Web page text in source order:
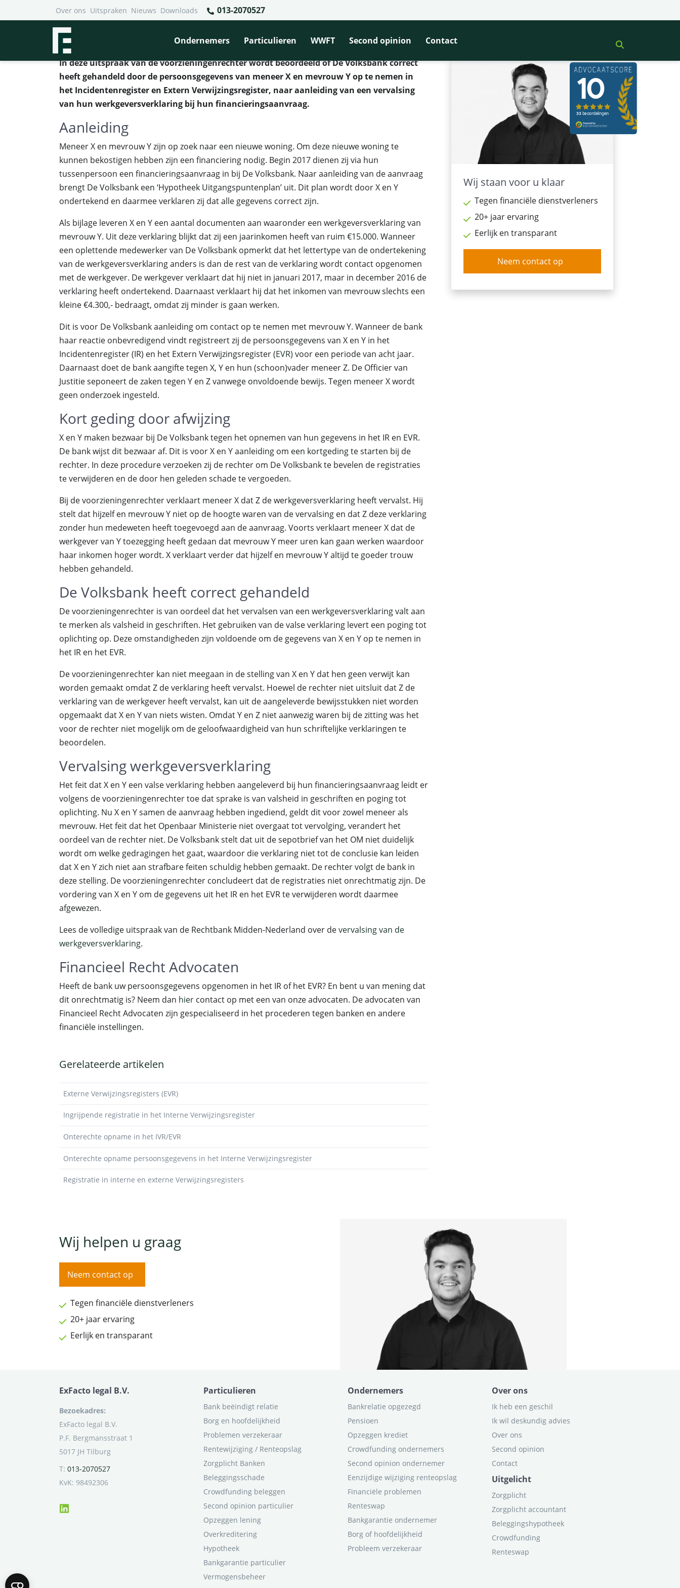
Over ons Uitspraken Nieuws Downloads 013-2070527
Ondernemers Particulieren WWFT Second opinion Contact
Financieel Recht Advocaten>Uitspraken>Vervalsing werkgeversverklaring leidt tot IR en EVR registratie
Vervalsing werkgeversverklaring leidt tot IR en EVR registratie
In deze uitspraak van de voorzieningenrechter wordt beoordeeld of De Volksbank correct
heeft gehandeld door de persoonsgegevens van meneer X en mevrouw Y op te nemen in
het Incidentenregister en Extern Verwijzingsregister, naar aanleiding van een vervalsing
van hun werkgeversverklaring bij hun financieringsaanvraag.
Aanleiding
Meneer X en mevrouw Y zijn op zoek naar een nieuwe woning. Om deze nieuwe woning te
kunnen bekostigen hebben zijn een financiering nodig. Begin 2017 dienen zij via hun
tussenpersoon een financieringsaanvraag in bij De Volksbank. Naar aanleiding van de aanvraag
brengt De Volksbank een ‘Hypotheek Uitgangspuntenplan’ uit. Dit plan wordt door X en Y
ondertekend en daarmee verklaren zij dat alle gegevens correct zijn.
Als bijlage leveren X en Y een aantal documenten aan waaronder een werkgeversverklaring van
mevrouw Y. Uit deze verklaring blijkt dat zij een jaarinkomen heeft van ruim €15.000. Wanneer
een oplettende medewerker van De Volksbank opmerkt dat het lettertype van de ondertekening
van de werkgeversverklaring anders is dan de rest van de verklaring wordt contact opgenomen
met de werkgever. De werkgever verklaart dat hij niet in januari 2017, maar in december 2016 de
verklaring heeft ondertekend. Daarnaast verklaart hij dat het inkomen van mevrouw slechts een
kleine €4.300,- bedraagt, omdat zij minder is gaan werken.
Dit is voor De Volksbank aanleiding om contact op te nemen met mevrouw Y. Wanneer de bank
haar reactie onbevredigend vindt registreert zij de persoonsgegevens van X en Y in het
Incidentenregister (IR) en het Extern Verwijzingsregister (EVR) voor een periode van acht jaar.
Daarnaast doet de bank aangifte tegen X, Y en hun (schoon)vader meneer Z. De Officier van
Justitie seponeert de zaken tegen Y en Z vanwege onvoldoende bewijs. Tegen meneer X wordt
geen onderzoek ingesteld.
Kort geding door afwijzing
X en Y maken bezwaar bij De Volksbank tegen het opnemen van hun gegevens in het IR en EVR.
De bank wijst dit bezwaar af. Dit is voor X en Y aanleiding om een kortgeding te starten bij de
rechter. In deze procedure verzoeken zij de rechter om De Volksbank te bevelen de registraties
te verwijderen en de door hen geleden schade te vergoeden.
Bij de voorzieningenrechter verklaart meneer X dat Z de werkgeversverklaring heeft vervalst. Hij
stelt dat hijzelf en mevrouw Y niet op de hoogte waren van de vervalsing en dat Z deze verklaring
zonder hun medeweten heeft toegevoegd aan de aanvraag. Voorts verklaart meneer X dat de
werkgever van Y toezegging heeft gedaan dat mevrouw Y meer uren kan gaan werken waardoor
haar inkomen hoger wordt. X verklaart verder dat hijzelf en mevrouw Y altijd te goeder trouw
hebben gehandeld.
De Volksbank heeft correct gehandeld
De voorzieningenrechter is van oordeel dat het vervalsen van een werkgeversverklaring valt aan
te merken als valsheid in geschriften. Het gebruiken van de valse verklaring levert een poging tot
oplichting op. Deze omstandigheden zijn voldoende om de gegevens van X en Y op te nemen in
het IR en het EVR.
De voorzieningenrechter kan niet meegaan in de stelling van X en Y dat hen geen verwijt kan
worden gemaakt omdat Z de verklaring heeft vervalst. Hoewel de rechter niet uitsluit dat Z de
verklaring van de werkgever heeft vervalst, kan uit de aangeleverde bewijsstukken niet worden
opgemaakt dat X en Y van niets wisten. Omdat Y en Z niet aanwezig waren bij de zitting was het
voor de rechter niet mogelijk om de geloofwaardigheid van hun schriftelijke verklaringen te
beoordelen.
Vervalsing werkgeversverklaring
Het feit dat X en Y een valse verklaring hebben aangeleverd bij hun financieringsaanvraag leidt er
volgens de voorzieningenrechter toe dat sprake is van valsheid in geschriften en poging tot
oplichting. Nu X en Y samen de aanvraag hebben ingediend, geldt dit voor zowel meneer als
mevrouw. Het feit dat het Openbaar Ministerie niet overgaat tot vervolging, verandert het
oordeel van de rechter niet. De Volksbank stelt dat uit de sepotbrief van het OM niet duidelijk
wordt om welke gedragingen het gaat, waardoor die verklaring niet tot de conclusie kan leiden
dat X en Y zich niet aan strafbare feiten schuldig hebben gemaakt. De rechter volgt de bank in
deze stelling. De voorzieningenrechter concludeert dat de registraties niet onrechtmatig zijn. De
vordering van X en Y om de gegevens uit het IR en het EVR te verwijderen wordt daarmee
afgewezen.
Lees de volledige uitspraak van de Rechtbank Midden-Nederland over devervalsing van de
werkgeversverklaring.
Financieel Recht Advocaten
Heeft de bank uw persoonsgegevens opgenomen in het IR of het EVR? En bent u van mening dat
dit onrechtmatig is? Neem dan hier contact op met een van onze advocaten. De advocaten van
Financieel Recht Advocaten zijn gespecialiseerd in het procederen tegen banken en andere
financiële instellingen.
Gerelateerde artikelen
Externe Verwijzingsregisters (EVR)
Ingrijpende registratie in het Interne Verwijzingsregister
Onterechte opname in het IVR/EVR
Onterechte opname persoonsgegevens in het Interne Verwijzingsregister
Registratie in interne en externe Verwijzingsregisters
Wij staan voor u klaar
Tegen financiële dienstverleners
20+ jaar ervaring
Eerlijk en transparant
Neem contact op
Wij helpen u graag
Neem contact op
Tegen financiële dienstverleners
20+ jaar ervaring
Eerlijk en transparant
ExFacto legal B.V.
Bezoekadres:
ExFacto legal B.V.
P.F. Bergmansstraat 1
5017 JH Tilburg
T: 013-2070527
KvK: 98492306
Particulieren
Bank beëindigt relatie
Borg en hoofdelijkheid
Problemen verzekeraar
Rentewijziging / Renteopslag
Zorgplicht Banken
Beleggingsschade
Crowdfunding beleggen
Second opinion particulier
Opzeggen lening
Overkreditering
Hypotheek
Bankgarantie particulier
Vermogensbeheer
Ondernemers
Bankrelatie opgezegd
Pensioen
Opzeggen krediet
Crowdfunding ondernemers
Second opinion ondernemer
Eenzijdige wijziging renteopslag
Financiële problemen
Renteswap
Bankgarantie ondernemer
Borg of hoofdelijkheid
Probleem verzekeraar
Over ons
Ik heb een geschil
Ik wil deskundig advies
Over ons
Second opinion
Contact
Uitgelicht
Zorgplicht
Zorgplicht accountant
Beleggingshypotheek
Crowdfunding
Renteswap